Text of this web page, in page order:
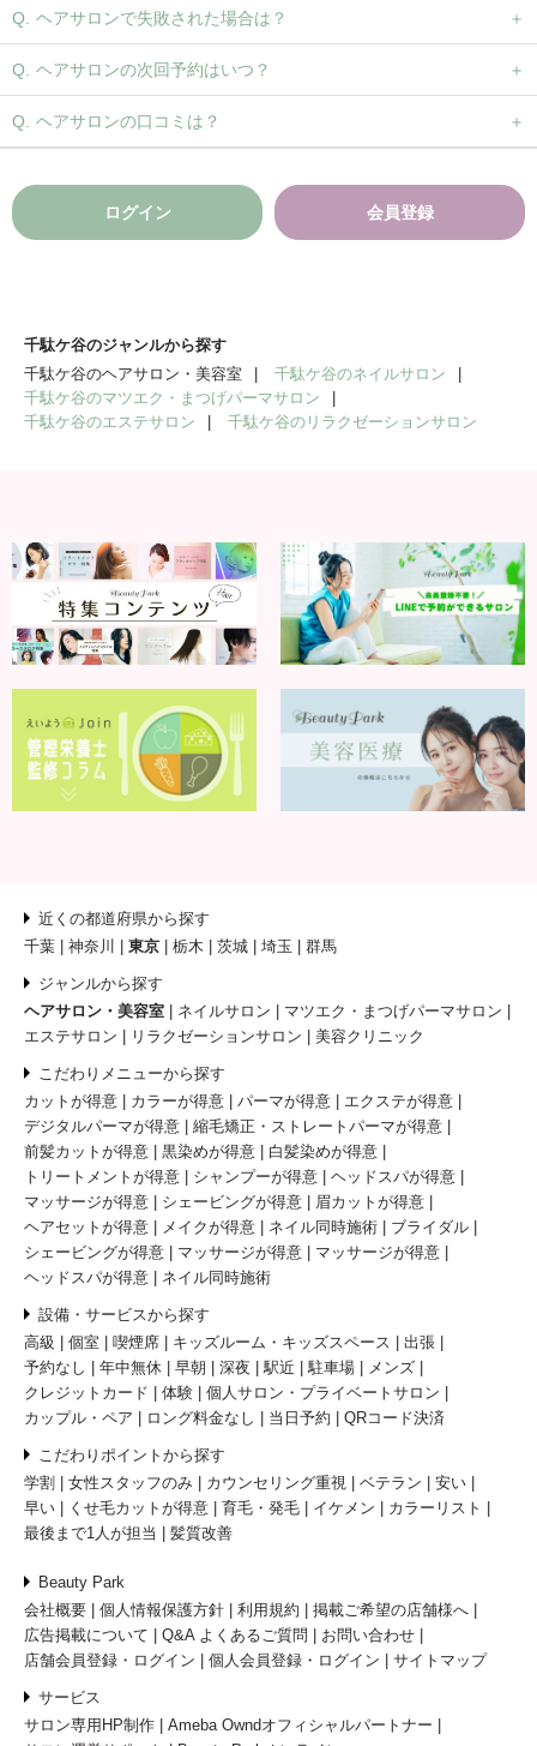
ヘアサロンで失敗された場合は？
ヘアサロンの次回予約はいつ？
ヘアサロンの口コミは？
ログイン 会員登録
千駄ケ谷のジャンルから探す
千駄ケ谷のヘアサロン・美容室
千駄ケ谷のネイルサロン
千駄ケ谷のマツエク・まつげパーマサロン
千駄ケ谷のエステサロン
千駄ケ谷のリラクゼーションサロン
近くの都道府県から探す
千葉
神奈川 東京 栃木 茨城 埼玉 群馬
ジャンルから探す
ヘアサロン・美容室
ネイルサロン
マツエク・まつげパーマサロン
エステサロン
リラクゼーションサロン 美容クリニック
こだわりメニューから探す
カットが得意
カラーが得意 パーマが得意
エクステが得意
デジタルパーマが得意
縮毛矯正・ストレートパーマが得意
前髪カットが得意
黒染めが得意
白髪染めが得意
トリートメントが得意
シャンプーが得意
ヘッドスパが得意
マッサージが得意
シェービングが得意
眉カットが得意
ヘアセットが得意
メイクが得意 ネイル同時施術
ブライダル
シェービングが得意
マッサージが得意
マッサージが得意
ヘッドスパが得意
ネイル同時施術
設備・サービスから探す
高級
個室 喫煙席 キッズルーム・キッズスペース
出張
予約なし
年中無休 早朝 深夜 駅近 駐車場
メンズ
クレジットカード
体験
個人サロン・プライベートサロン
カップル・ペア
ロング料金なし 当日予約 QRコード決済
こだわりポイントから探す
学割
女性スタッフのみ カウンセリング重視 ベテラン
安い
早い
くせ毛カットが得意 育毛・発毛 イケメン
カラーリスト
最後まで1人が担当
髪質改善
Beauty Park
会社概要
個人情報保護方針 利用規約
掲載ご希望の店舗様へ
広告掲載について
Q&A よくあるご質問
お問い合わせ
店舗会員登録・ログイン
個人会員登録・ログイン サイトマップ
サービス
サロン専用HP制作
Ameba Owndオフィシャルパートナー